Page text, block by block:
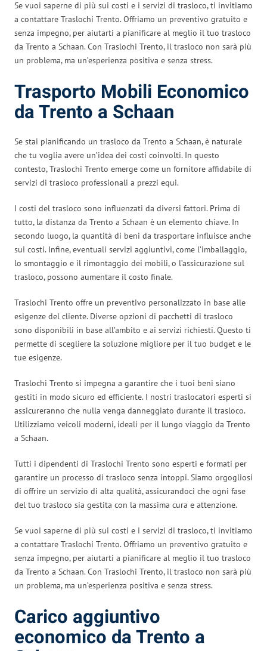
Se vuoi saperne di più sui costi e i servizi di trasloco, ti invitiamo
a contattare Traslochi Trento. Offriamo un preventivo gratuito e
senza impegno, per aiutarti a pianificare al meglio il tuo trasloco
da Trento a Schaan. Con Traslochi Trento, il trasloco non sarà più
un problema, ma un’esperienza positiva e senza stress.
Trasporto Mobili Economico
da Trento a Schaan
Se stai pianificando un trasloco da Trento a Schaan, è naturale
che tu voglia avere un’idea dei costi coinvolti. In questo
contesto, Traslochi Trento emerge come un fornitore affidabile di
servizi di trasloco professionali a prezzi equi.
I costi del trasloco sono influenzati da diversi fattori. Prima di
tutto, la distanza da Trento a Schaan è un elemento chiave. In
secondo luogo, la quantità di beni da trasportare influisce anche
sui costi. Infine, eventuali servizi aggiuntivi, come l’imballaggio,
lo smontaggio e il rimontaggio dei mobili, o l’assicurazione sul
trasloco, possono aumentare il costo finale.
Traslochi Trento offre un preventivo personalizzato in base alle
esigenze del cliente. Diverse opzioni di pacchetti di trasloco
sono disponibili in base all’ambito e ai servizi richiesti. Questo ti
permette di scegliere la soluzione migliore per il tuo budget e le
tue esigenze.
Traslochi Trento si impegna a garantire che i tuoi beni siano
gestiti in modo sicuro ed efficiente. I nostri traslocatori esperti si
assicureranno che nulla venga danneggiato durante il trasloco.
Utilizziamo veicoli moderni, ideali per il lungo viaggio da Trento
a Schaan.
Tutti i dipendenti di Traslochi Trento sono esperti e formati per
garantire un processo di trasloco senza intoppi. Siamo orgogliosi
di offrire un servizio di alta qualità, assicurandoci che ogni fase
del tuo trasloco sia gestita con la massima cura e attenzione.
Se vuoi saperne di più sui costi e i servizi di trasloco, ti invitiamo
a contattare Traslochi Trento. Offriamo un preventivo gratuito e
senza impegno, per aiutarti a pianificare al meglio il tuo trasloco
da Trento a Schaan. Con Traslochi Trento, il trasloco non sarà più
un problema, ma un’esperienza positiva e senza stress.
Carico aggiuntivo
economico da Trento a